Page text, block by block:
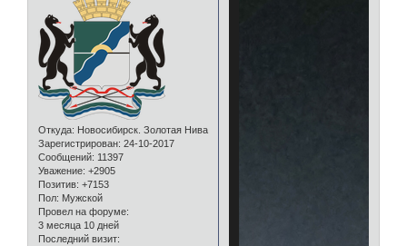
Откуда: Новосибирск. Золотая Нива
Зарегистрирован: 24-10-2017
Сообщений: 11397
Уважение: +2905
Позитив: +7153
Пол: Мужской
Провел на форуме:
3 месяца 10 дней
Последний визит: